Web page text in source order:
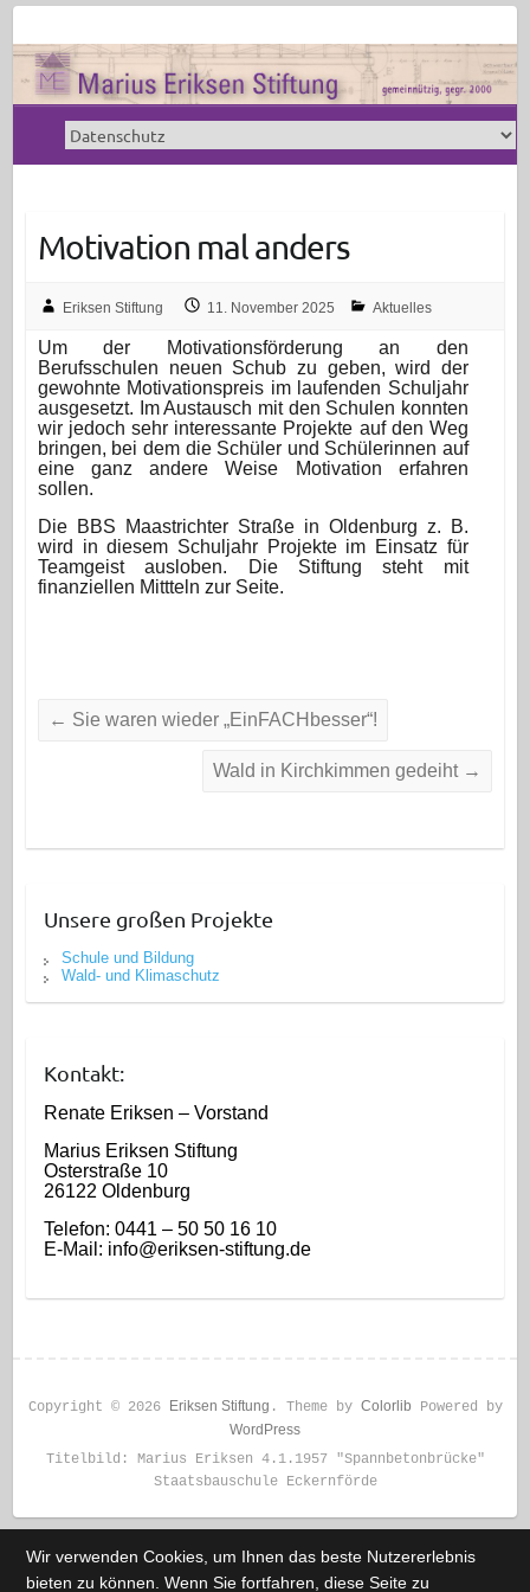
Motivation mal anders
Eriksen Stiftung 11. November 2025 Aktuelles
Um der Motivationsförderung an den
Berufsschulen neuen Schub zu geben, wird der
gewohnte Motivationspreis im laufenden Schuljahr
ausgesetzt. Im Austausch mit den Schulen konnten
wir jedoch sehr interessante Projekte auf den Weg
bringen, bei dem die Schüler und Schülerinnen auf
eine ganz andere Weise Motivation erfahren
sollen.
Die BBS Maastrichter Straße in Oldenburg z. B.
wird in diesem Schuljahr Projekte im Einsatz für
Teamgeist ausloben. Die Stiftung steht mit
finanziellen Mittteln zur Seite.
← Sie waren wieder „EinFACHbesser“!
Wald in Kirchkimmen gedeiht →
Unsere großen Projekte
Schule und Bildung
Wald- und Klimaschutz
Kontakt:
Renate Eriksen – Vorstand
Marius Eriksen Stiftung
Osterstraße 10
26122 Oldenburg
Telefon: 0441 – 50 50 16 10
E-Mail: info@eriksen-stiftung.de
Copyright © 2026 Eriksen Stiftung . Theme by Colorlib Powered by
WordPress
Titelbild: Marius Eriksen 4.1.1957 "Spannbetonbrücke"
Staatsbauschule Eckernförde
Wir verwenden Cookies, um Ihnen das beste Nutzererlebnis
bieten zu können. Wenn Sie fortfahren, diese Seite zu